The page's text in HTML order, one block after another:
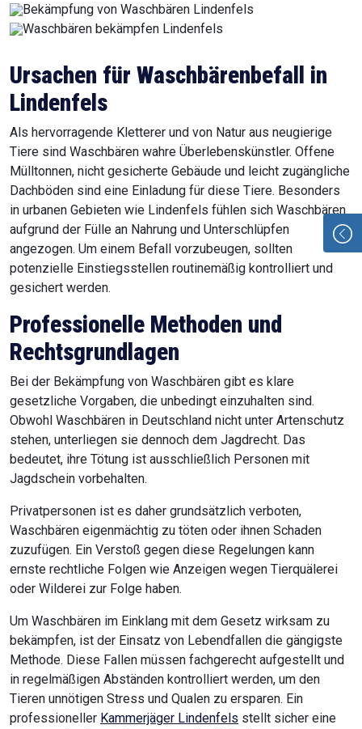
Ursachen für Waschbärenbefall in
Lindenfels
Als hervorragende Kletterer und von Natur aus neugierige
Tiere sind Waschbären wahre Überlebenskünstler. Offene
Mülltonnen, nicht gesicherte Gebäude und leicht zugängliche
Dachböden sind eine Einladung für diese Tiere. Besonders
in urbanen Gebieten wie Lindenfels fühlen sich Waschbären
aufgrund der Fülle an Nahrung und Unterschlüpfen
angezogen. Um einem Befall vorzubeugen, sollten
potenzielle Einstiegsstellen routinemäßig kontrolliert und
gesichert werden.
Professionelle Methoden und
Rechtsgrundlagen
Bei der Bekämpfung von Waschbären gibt es klare
gesetzliche Vorgaben, die unbedingt einzuhalten sind.
Obwohl Waschbären in Deutschland nicht unter Artenschutz
stehen, unterliegen sie dennoch dem Jagdrecht. Das
bedeutet, ihre Tötung ist ausschließlich Personen mit
Jagdschein vorbehalten.
Privatpersonen ist es daher grundsätzlich verboten,
Waschbären eigenmächtig zu töten oder ihnen Schaden
zuzufügen. Ein Verstoß gegen diese Regelungen kann
ernste rechtliche Folgen wie Anzeigen wegen Tierquälerei
oder Wilderei zur Folge haben.
Um Waschbären im Einklang mit dem Gesetz wirksam zu
bekämpfen, ist der Einsatz von Lebendfallen die gängigste
Methode. Diese Fallen müssen fachgerecht aufgestellt und
in regelmäßigen Abständen kontrolliert werden, um den
Tieren unnötigen Stress und Qualen zu ersparen. Ein
professioneller Kammerjäger Lindenfels stellt sicher eine